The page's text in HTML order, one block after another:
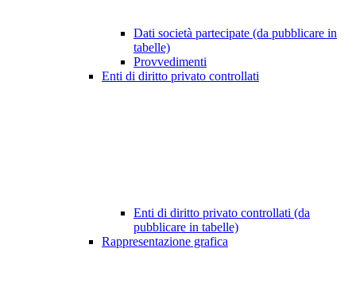
Dati società partecipate (da pubblicare in
tabelle)
Provvedimenti
Enti di diritto privato controllati
Enti di diritto privato controllati (da
pubblicare in tabelle)
Rappresentazione grafica